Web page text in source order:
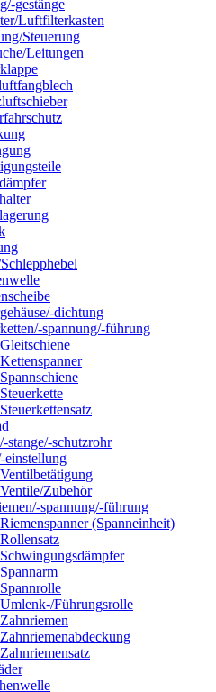
gestänge
Luftfilterkasten
Steuerung
Leitungen
dichtung
spannung/-führung
Gleitschiene
Kettenspanner
Spannschiene
Steuerkette
Steuerkettensatz
stange/-schutzrohr
einstellung
Ventilbetätigung
Ventile/Zubehör
spannung/-führung
Riemenspanner (Spanneinheit)
Rollensatz
Schwingungsdämpfer
Spannarm
Spannrolle
Umlenk-/Führungsrolle
Zahnriemen
Zahnriemenabdeckung
Zahnriemensatz